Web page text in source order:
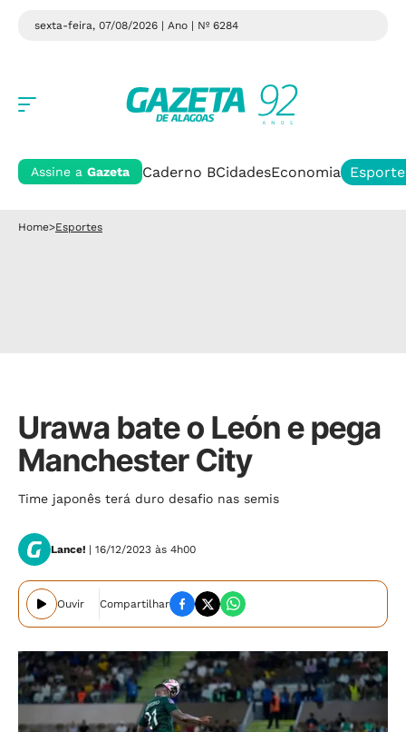
sexta-feira, 07/08/2026 | Ano | Nº 6284
Assine a Gazeta Caderno BCidadesEconomia
Home>Esportes
Urawa bate o León e pega
Manchester City
Time japonês terá duro desafio nas semis
Lance! | 16/12/2023 às 4h00
Ouvir Compartilhar